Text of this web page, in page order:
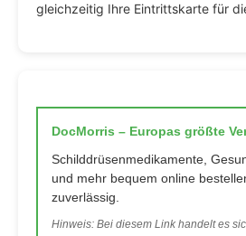
gleichzeitig Ihre Eintrittskarte für
DocMorris – Europas größte
Schilddrüsenmedikamente,
und mehr bequem online
zuverlässig.
Hinweis: Bei diesem Link handelt es